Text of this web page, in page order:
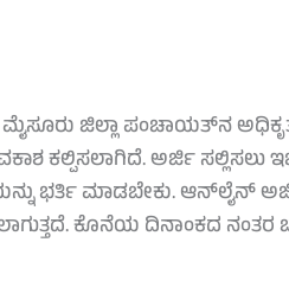
ಜಿಲ್ಲಾ ಪಂಚಾಯತ್‌ನ
ಕಲ್ಪಿಸಲಾಗಿದೆ. ಅರ್ಜಿ ಸಲ್ಲಿಸಲು
ಭರ್ತಿ ಮಾಡಬೇಕು. ಆನ್‌ಲೈನ್
ಕೊನೆಯ ದಿನಾಂಕದ